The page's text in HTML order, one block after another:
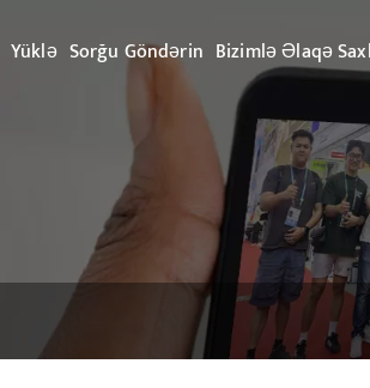
Yüklə Sorğu Göndərin Bizimlə Əlaqə